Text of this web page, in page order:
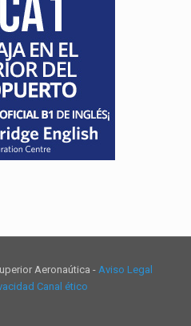
Aeronaútica - Aviso Legal
Canal ético